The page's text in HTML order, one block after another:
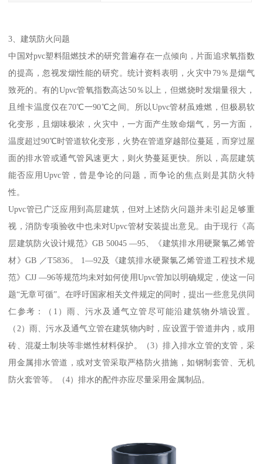
3、建筑防火问题
中国对pvc塑料阻燃技术的研究普遍存在一点倾向，片面追求氧指数
的提高，忽视发烟性能的研究。统计资料表明，火灾中79％是烟气
致死的。有的Upvc管氧指数高达50％以上，但燃烧时发烟量很大，
且维卡温度仅在70℃一90℃之间。所以Upvc管材虽难燃，但极易软
化变形，且烟味极浓，火灾中，一方面产生致命烟气，另一方面，
温度超过90℃时管道软化变形，火势在管道穿越部位蔓延，而穿过屋
面的排水管或通气管风速更大，则火势蔓延更快。所以，高层建筑
能否应用Upvc管，曾是争论的问题，而争论的焦点则是其防火特
性。
Upvc管已广泛应用到高层建筑，但对上述防火问题并未引起足够重
视，消防专项验收中也未对Upvc管材安装提出意见。由于现行《高
层建筑防火设计规范》GB 50045 —95、《建筑排水用硬聚氯乙烯管
材》GB ／T5836。 1—92及《建筑排水硬聚氯乙烯管道工程技术规
范》CJJ —96等规范均未对如何使用Upvc管加以明确规定，使这一问
题“无章可循”。在呼吁国家相关文件规定的同时，提出一些意见供同
仁参考：（1）雨、污水及通气立管尽可能沿建筑物外墙设置。
（2）雨、污水及通气立管在建筑物内时，应设置于管道井内，或用
砖、混凝土制块等非燃性材料保护。（3）排入排水立管的支管，采
用金属排水管道，或对支管采取严格防火措施，如钢制套管、无机
防火套管等。（4）排水的配件亦应尽量采用金属制品。